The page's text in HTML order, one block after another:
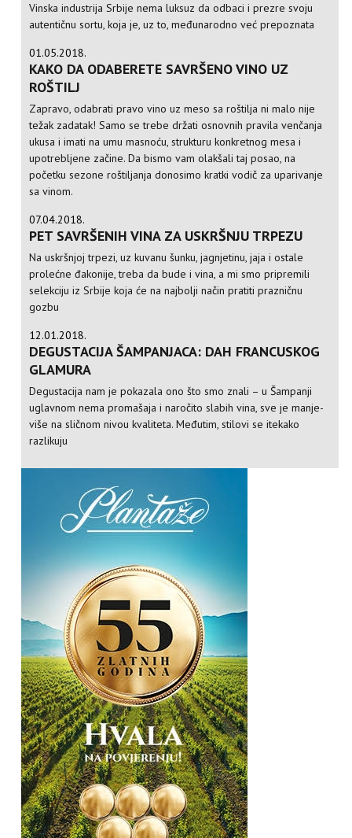
Vinska industrija Srbije nema luksuz da odbaci i prezre svoju
autentičnu sortu, koja je, uz to, međunarodno već prepoznata
01.05.2018.
KAKO DA ODABERETE SAVRŠENO VINO UZ
ROŠTILJ
Zapravo, odabrati pravo vino uz meso sa roštilja ni malo nije
težak zadatak! Samo se trebe držati osnovnih pravila venčanja
ukusa i imati na umu masnoću, strukturu konkretnog mesa i
upotrebljene začine. Da bismo vam olakšali taj posao, na
početku sezone roštiljanja donosimo kratki vodič za uparivanje
sa vinom.
07.04.2018.
PET SAVRŠENIH VINA ZA USKRŠNJU TRPEZU
Na uskršnjoj trpezi, uz kuvanu šunku, jagnjetinu, jaja i ostale
prolećne đakonije, treba da bude i vina, a mi smo pripremili
selekciju iz Srbije koja će na najbolji način pratiti prazničnu
gozbu
12.01.2018.
DEGUSTACIJA ŠAMPANJACA: DAH FRANCUSKOG
GLAMURA
Degustacija nam je pokazala ono što smo znali – u Šampanji
uglavnom nema promašaja i naročito slabih vina, sve je manje-
više na sličnom nivou kvaliteta. Međutim, stilovi se itekako
razlikuju